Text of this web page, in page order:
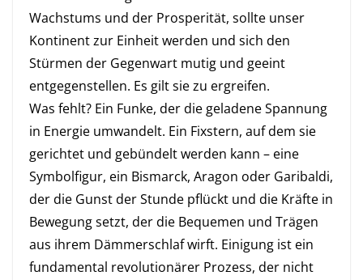
Wachstums und der Prosperität, sollte unser
Kontinent zur Einheit werden und sich den
Stürmen der Gegenwart mutig und geeint
entgegenstellen. Es gilt sie zu ergreifen.
Was fehlt? Ein Funke, der die geladene Spannung
in Energie umwandelt. Ein Fixstern, auf dem sie
gerichtet und gebündelt werden kann – eine
Symbolfigur, ein Bismarck, Aragon oder Garibaldi,
der die Gunst der Stunde pflückt und die Kräfte in
Bewegung setzt, der die Bequemen und Trägen
aus ihrem Dämmerschlaf wirft. Einigung ist ein
fundamental revolutionärer Prozess, der nicht